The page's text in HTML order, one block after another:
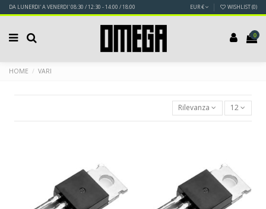
DA LUNERDI' A VENERDI' 08:30 / 12:30 - 14:00 / 18:00 EUR € WISHLIST (0)
0
HOME VARI
Rilevanza 12